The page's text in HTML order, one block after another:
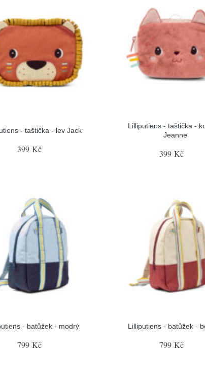
- taštička - lev Jack
399 Kč
Lilliputiens - taštička -
Jeanne
399 Kč
- batůžek - modrý
799 Kč
Lilliputiens - batůžek -
799 Kč